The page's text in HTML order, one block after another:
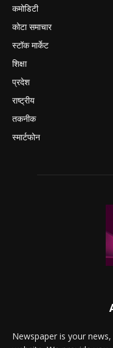
कमोडिटी
कोटा समाचार
स्टॉक मार्केट
शिक्षा
प्रदेश
राष्ट्रीय
तकनीक
स्मार्टफोन
Newspaper is your